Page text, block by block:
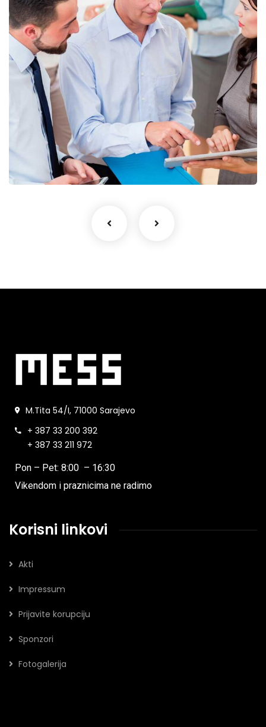
Finance Strategy
Facilitation
M.Tita 54/I, 71000 Sarajevo
+ 387 33 200 392
+ 387 33 211 972
Pon – Pet: 8:00 – 16:30
Vikendom i praznicima ne radimo
Korisni linkovi
Akti
Impressum
Prijavite korupciju
Sponzori
Fotogalerija